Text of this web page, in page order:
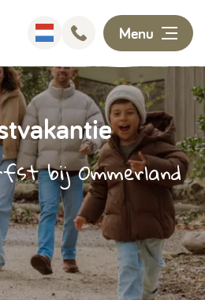
Menu
bij Ommerland